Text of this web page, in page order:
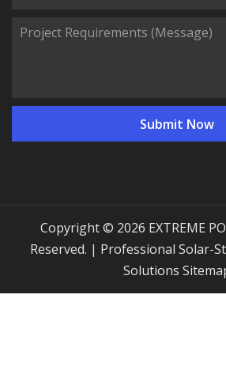
Copyright © 2026 EXTREME POWER. All Rights
Reserved. | Professional Solar-
Solutions